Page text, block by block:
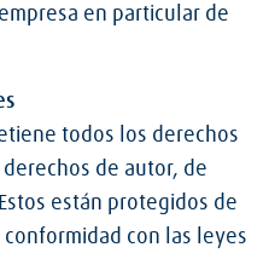
en particular de
todos los derechos
de autor, de
están protegidos de
con las leyes